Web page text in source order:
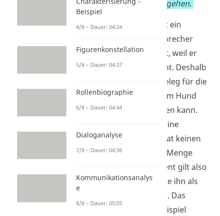
Hund nicht dorthin gehen.
Die Autoritätsperson ist ein
Nachbar, der für den Sprecher
eineRespektsperson
ist, weil er
schon länger dort wohnt. Deshalb
ist seine Aussage der Beleg für die
These, dass man mit dem Hund
nicht auf die Wiese gehen kann.
Der Nachbar ist aber keine
bekannte Person und hat keinen
Einfluss auf eine große Menge
Menschen. Das Argument gilt also
nur für die Personen, die ihn als
Autoritätsperson sehen. Das
Argument wäre zum Beispiel
Beispiel
4/8 – Dauer: 04:24
Figurenkonstellation
5/8 – Dauer: 04:37
Rollenbiographie
6/8 – Dauer: 04:44
Dialoganalyse
7/8 – Dauer: 04:36
Kommunikationsanalys
e
8/8 – Dauer: 05:05